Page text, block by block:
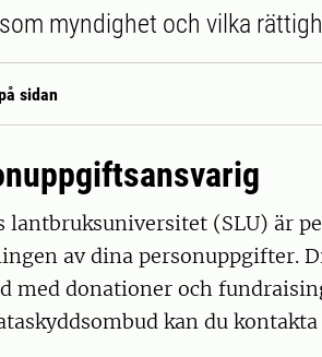
myndighet och vilka
sidan
lantbruksuniversitet (SLU) är
av dina personuppgifter.
med donationer och
kan du